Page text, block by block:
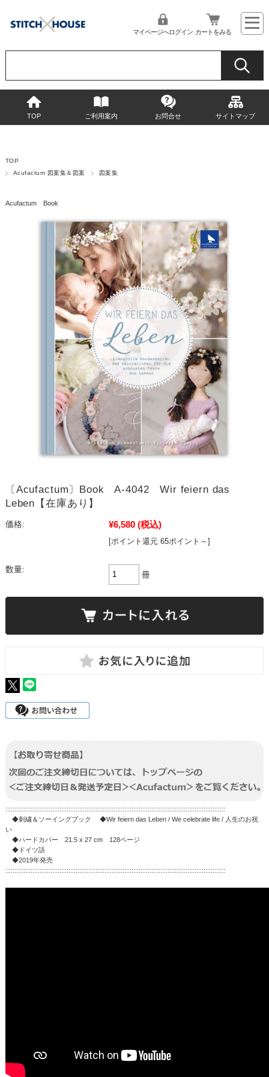
マイページへログイン カートをみる
TOP ご利用案内 お問合せ サイトマップ
TOP
Acufactum 図案集＆図案
図案集
Acufactum Book
〔Acufactum〕Book A-4042 Wir feiern das
Leben【在庫あり】
価格: ¥6,580 (税込)
[ポイント還元 65ポイント～]
数量:
冊
::::::::::::::::::::::::::::::::::::::::::::::::::::::::::::::::::::::::::::::::::::::::::::::::::::::::::::::::::::::::::
◆刺繍＆ソーイングブック ◆Wir feiern das Leben / We celebrate life / 人生のお祝
い
◆ハードカバー 21.5 x 27 cm 128ページ
◆ドイツ語
◆2019年発売
::::::::::::::::::::::::::::::::::::::::::::::::::::::::::::::::::::::::::::::::::::::::::::::::::::::::::::::::::::::::::